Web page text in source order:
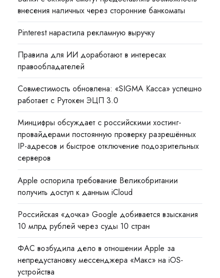
внесения наличных через сторонние банкоматы
Pinterest нарастила рекламную выручку
Правила для ИИ доработают в интересах
правообладателей
Совместимость обновлена: «SIGMA Касса» успешно
работает с Рутокен ЭЦП 3.0
Минцифры обсуждает с российскими хостинг-
провайдерами постоянную проверку разрешённых
IP-адресов и быстрое отключение подозрительных
серверов
Apple оспорила требование Великобритании
получить доступ к данным iCloud
Российская «дочка» Google добивается взыскания
10 млрд рублей через суды 10 стран
ФАС возбудила дело в отношении Apple за
непредустановку мессенджера «Макс» на iOS-
устройства